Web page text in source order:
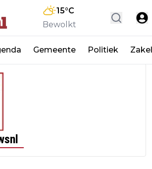
15°C
Bewolkt
Gemeente Politiek